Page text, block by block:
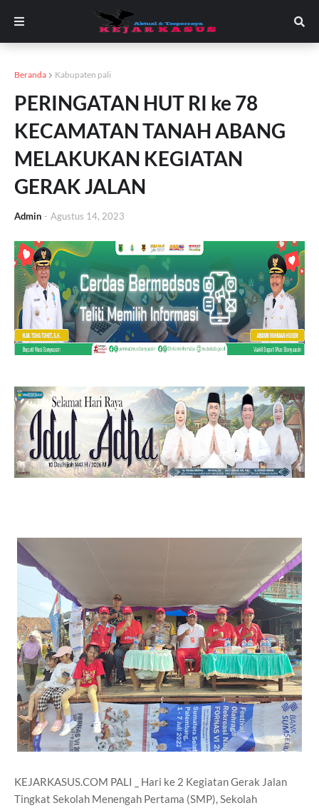
Beranda Kabupaten pali
PERINGATAN HUT RI ke 78
KECAMATAN TANAH ABANG
MELAKUKAN KEGIATAN
GERAK JALAN
Admin - Agustus 14, 2023
KEJARKASUS.COM PALI _ Hari ke 2 Kegiatan Gerak Jalan
Tingkat Sekolah Menengah Pertama (SMP), Sekolah